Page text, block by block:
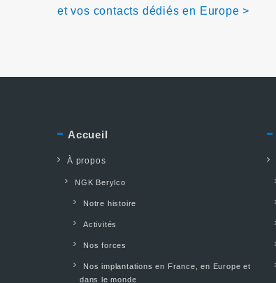
et vos contacts dédiés en Europe >
Accueil
À propos
NGK Berylco
Notre histoire
Activités
Nos forces
Nos implantations en France, en Europe et
dans le monde